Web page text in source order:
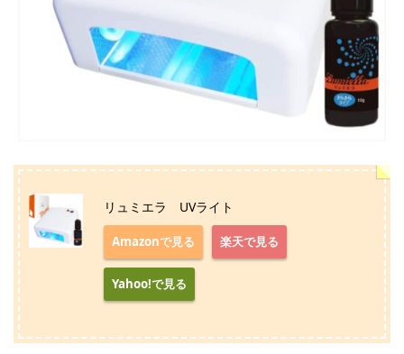
リュミエラ UVライト
Amazonで見る 楽天で見る
Yahoo!で見る